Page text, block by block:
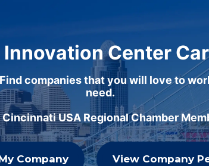
Center
companies that you will love to
need.
USA Regional Chamber
Company View Company